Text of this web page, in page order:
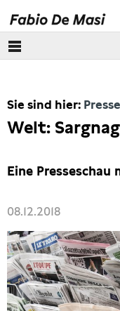
Europäisches
Presse
Pressebilder
Interviews
Artikel
Sie sind hier: Presse
Welt:
Eine Presseschau
08.12.2018